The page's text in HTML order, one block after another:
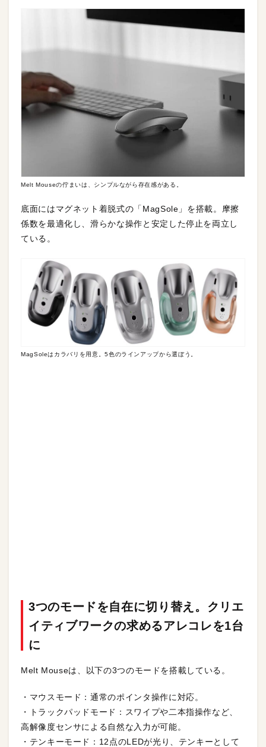
Melt Mouseの佇まいは、シンプルながら存在感がある。
底面にはマグネット着脱式の「MagSole」を搭載。摩擦
係数を最適化し、滑らかな操作と安定した停止を両立し
ている。
MagSoleはカラバリを用意。5色のラインアップから選ぼう。
3つのモードを自在に切り替え。クリエ
イティブワークの求めるアレコレを1台
に
Melt Mouseは、以下の3つのモードを搭載している。
・マウスモード：通常のポインタ操作に対応。
・トラックパッドモード：スワイプや二本指操作など、
高解像度センサによる自然な入力が可能。
・テンキーモード：12点のLEDが光り、テンキーとして